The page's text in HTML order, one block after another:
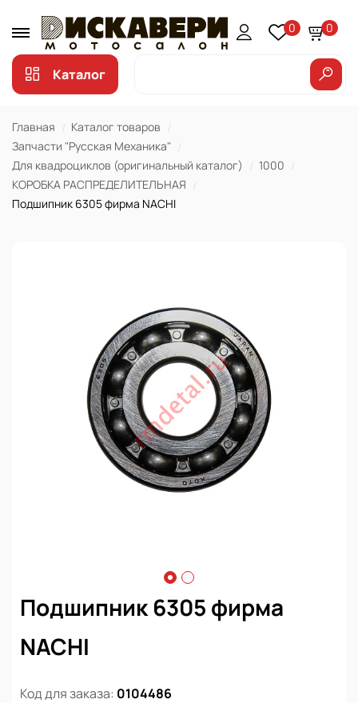
0 0
Каталог
Главная
Каталог товаров
Запчасти "Русская Механика"
Для квадроциклов (оригинальный каталог)
1000
КОРОБКА РАСПРЕДЕЛИТЕЛЬНАЯ
Подшипник 6305 фирма NACHI
Подшипник 6305 фирма
NACHI
Код для заказа: 0104486